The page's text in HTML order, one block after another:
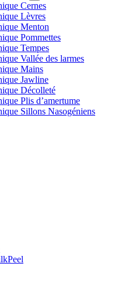
Cernes
Lèvres
Menton
Pommettes
Tempes
Vallée des larmes
Mains
Jawline
Décolleté
Plis d’amertume
Sillons Nasogéniens